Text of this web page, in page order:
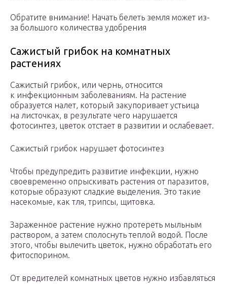
Обратите внимание! Начать белеть земля может из-
за большого количества удобрения
Сажистый грибок на комнатных
растениях
Сажистый грибок, или чернь, относится
к инфекционным заболеваниям. На растение
образуется налет, который закупоривает устьица
на листочках, в результате чего нарушается
фотосинтез, цветок отстает в развитии и ослабевает.
Сажистый грибок нарушает фотосинтез
Чтобы предупредить развитие инфекции, нужно
своевременно опрыскивать растения от паразитов,
которые образуют сладкие выделения. Это такие
насекомые, как тля, трипсы, щитовка.
Зараженное растение нужно протереть мыльным
раствором, а затем сполоснуть теплой водой. После
этого, чтобы вылечить цветок, нужно обработать его
фитоспорином.
От вредителей комнатных цветов нужно избавляться